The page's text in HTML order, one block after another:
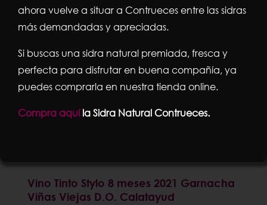
¡Oferta!
Vino Tinto Stylo 8 meses 2021 Garnacha
Viñas Viejas D.O. Calatayud
ahora vuelve a situar a Contrueces entre las sidras
más demandadas y apreciadas.
Si buscas una sidra natural premiada, fresca y
perfecta para disfrutar en buena compañía, ya
puedes comprarla en nuestra tienda online.
Compra aquíla Sidra Natural Contrueces.